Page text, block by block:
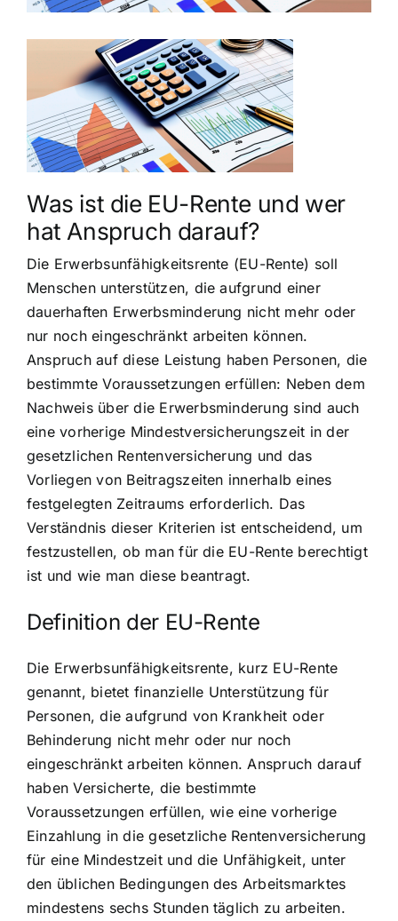
Was ist die EU-Rente und wer
hat Anspruch darauf?
Die Erwerbsunfähigkeitsrente (EU-Rente) soll
Menschen unterstützen, die aufgrund einer
dauerhaften Erwerbsminderung nicht mehr oder
nur noch eingeschränkt arbeiten können.
Anspruch auf diese Leistung haben Personen, die
bestimmte Voraussetzungen erfüllen: Neben dem
Nachweis über die Erwerbsminderung sind auch
eine vorherige Mindestversicherungszeit in der
gesetzlichen Rentenversicherung und das
Vorliegen von Beitragszeiten innerhalb eines
festgelegten Zeitraums erforderlich. Das
Verständnis dieser Kriterien ist entscheidend, um
festzustellen, ob man für die EU-Rente berechtigt
ist und wie man diese beantragt.
Definition der EU-Rente
Die Erwerbsunfähigkeitsrente, kurz EU-Rente
genannt, bietet finanzielle Unterstützung für
Personen, die aufgrund von Krankheit oder
Behinderung nicht mehr oder nur noch
eingeschränkt arbeiten können. Anspruch darauf
haben Versicherte, die bestimmte
Voraussetzungen erfüllen, wie eine vorherige
Einzahlung in die gesetzliche Rentenversicherung
für eine Mindestzeit und die Unfähigkeit, unter
den üblichen Bedingungen des Arbeitsmarktes
mindestens sechs Stunden täglich zu arbeiten.